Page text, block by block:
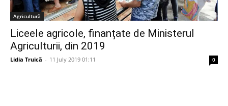
Agricultură
Liceele agricole, finanțate de Ministerul
Agriculturii, din 2019
Lidia Truică - 11 July 2019 01:11 0